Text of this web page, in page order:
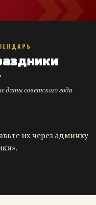
даты советского года
их через админку